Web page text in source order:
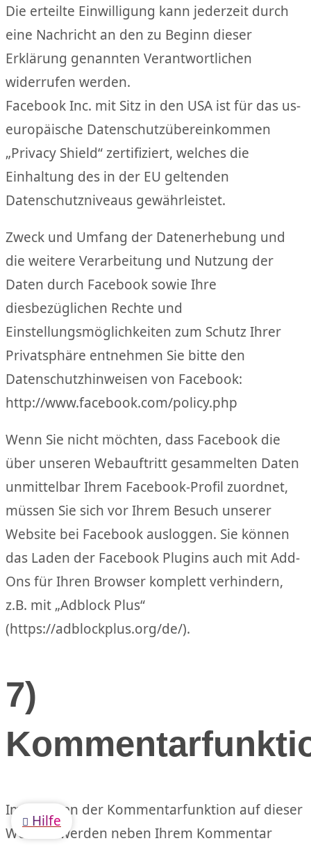
 Hilfe
Die erteilte Einwilligung kann jederzeit durch
eine Nachricht an den zu Beginn dieser
Erklärung genannten Verantwortlichen
widerrufen werden.
Facebook Inc. mit Sitz in den USA ist für das us-
europäische Datenschutzübereinkommen
„Privacy Shield“ zertifiziert, welches die
Einhaltung des in der EU geltenden
Datenschutzniveaus gewährleistet.
Zweck und Umfang der Datenerhebung und
die weitere Verarbeitung und Nutzung der
Daten durch Facebook sowie Ihre
diesbezüglichen Rechte und
Einstellungsmöglichkeiten zum Schutz Ihrer
Privatsphäre entnehmen Sie bitte den
Datenschutzhinweisen von Facebook:
http://www.facebook.com/policy.php
Wenn Sie nicht möchten, dass Facebook die
über unseren Webauftritt gesammelten Daten
unmittelbar Ihrem Facebook-Profil zuordnet,
müssen Sie sich vor Ihrem Besuch unserer
Website bei Facebook ausloggen. Sie können
das Laden der Facebook Plugins auch mit Add-
Ons für Ihren Browser komplett verhindern,
z.B. mit „Adblock Plus“
(https://adblockplus.org/de/).
7)
Im Rahmen der Kommentarfunktion auf dieser
Website werden neben Ihrem Kommentar